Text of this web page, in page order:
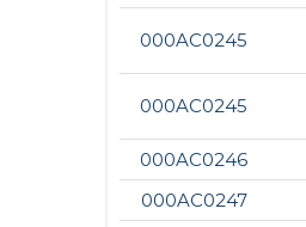
000AC0245
000AC0245
000AC0246
000AC0247